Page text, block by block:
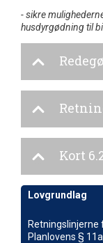
- sikre
husdyrgødning til
Kort
Lovgrundlag
Planlovens §